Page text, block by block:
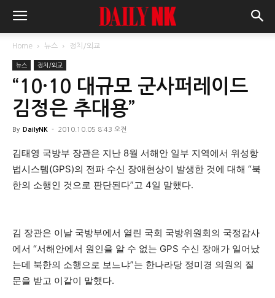
Home 뉴스 정치/외교
뉴스 정치/외교
“10·10 대규모 군사퍼레이드
김정은 추대용”
By DailyNK - 2010.10.05 8:43 오전
김태영 국방부 장관은 지난 8월 서해안 일부 지역에서 위성항
법시스템(GPS)의 전파 수신 장애현상이 발생한 것에 대해 “북
한의 소행인 것으로 판단된다”고 4일 말했다.
김 장관은 이날 국방부에서 열린 국회 국방위원회의 국정감사
에서 “서해안에서 원인을 알 수 없는 GPS 수신 장애가 일어났
는데 북한의 소행으로 보느냐”는 한나라당 정미경 의원의 질
문을 받고 이같이 말했다.